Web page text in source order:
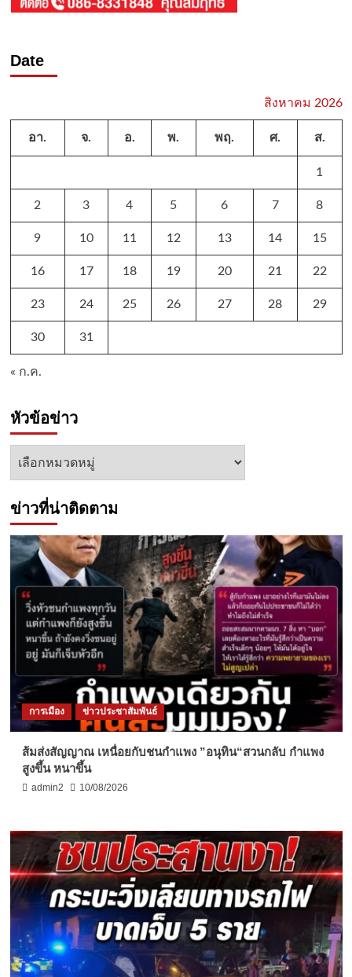
Date
สิงหาคม 2026
อา. จ. อ. พ. พฤ. ศ. ส.
1
2 3 4 5 6 7 8
9 10 11 12 13 14 15
16 17 18 19 20 21 22
23 24 25 26 27 28 29
30 31
« ก.ค.
หัวข้อข่าว
หัวข้อ
ข่าวที่น่าติดตาม
การเมือง ข่าวประชาสัมพันธ์
ส้มส่งสัญญาณ เหนื่อยกับชนกำแพง ”อนุทิน“สวนกลับ กำแพง
สูงขึ้น หนาขึ้น
admin2 10/08/2026